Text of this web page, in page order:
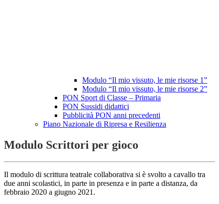
Modulo “Il mio vissuto, le mie risorse 1”
Modulo “Il mio vissuto, le mie risorse 2”
PON Sport di Classe – Primaria
PON Sussidi didattici
Pubblicità PON anni precedenti
Piano Nazionale di Ripresa e Resilienza
Modulo Scrittori per gioco
Il modulo di scrittura teatrale collaborativa si è svolto a cavallo tra
due anni scolastici, in parte in presenza e in parte a distanza, da
febbraio 2020 a giugno 2021.